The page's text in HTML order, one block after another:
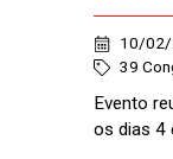
10/
39
Evento
os dias 4